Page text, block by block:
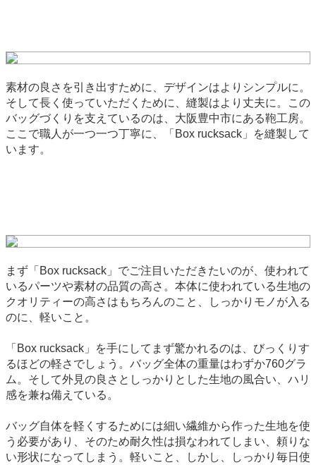
素材の良さを引き出すために、デザインはよりシンプルに。
そして長く使っていただくために、縫製はより丈夫に。この
バッグづくりを支えているのは、大阪豊中市にある鞄工房。
ここで職人が一つ一つ丁寧に、「Box rucksack」を縫製して
います。
まず「Box rucksack」でご注目いただきたいのが、使われて
いるパーツや素材の品質の高さ。本体に使われている生地の
クオリティーの高さはもちろんのこと、しっかりモノが入る
のに、軽いこと。
「Box rucksack」を手にしてまず驚かれるのは、びっくりす
るほどの軽さでしょう。バッグ全体の重量はわずか760グラ
ム。そして外見の良さとしっかりとした生地の風合い、ハリ
感を兼ね備えている。
バッグ自体を軽くするためには細い繊維から作った生地を使
う必要があり、そのため耐久性は損なわれてしまい、頼りな
い形状になってしまう。軽いこと、しかし、しっかり毎日使